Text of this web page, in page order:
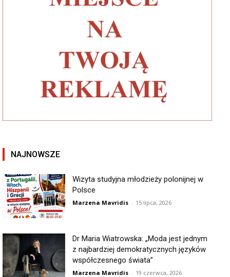
NAJNOWSZE
Wizyta studyjna młodzieży polonijnej w
Polsce
Marzena Mavridis - 15 lipca, 2026
Dr Maria Wiatrowska: „Moda jest jednym
z najbardziej demokratycznych języków
współczesnego świata”
Marzena Mavridis - 19 czerwca, 2026